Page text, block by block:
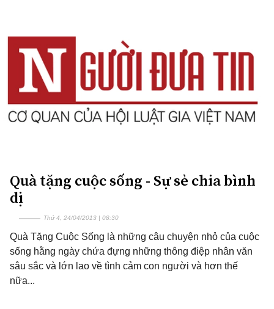
Quà tặng cuộc sống - Sự sẻ chia bình
dị
Thứ 4, 24/04/2013 | 08:30
Quà Tặng Cuộc Sống là những câu chuyện nhỏ của cuộc
sống hằng ngày chứa đựng những thông điệp nhân văn
sâu sắc và lớn lao về tình cảm con người và hơn thế
nữa...